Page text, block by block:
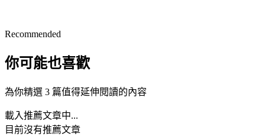
Recommended
你可能也喜歡
為你精選 3 篇值得延伸閱讀的內容
載入推薦文章中...
目前沒有推薦文章